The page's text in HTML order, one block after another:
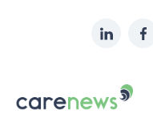
sur:
LinkedIn
Carenews,
Le